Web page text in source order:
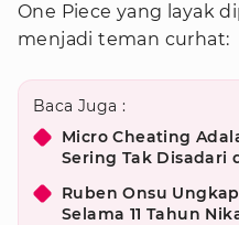
One Piece yang layak
menjadi teman curhat:
Baca Juga :
Micro Cheating
Sering Tak Disadari
Ruben Onsu
Selama 11 Tahun